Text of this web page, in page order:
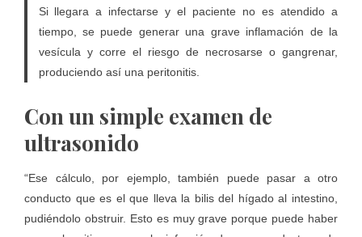
Si llegara a infectarse y el paciente no es atendido a
tiempo, se puede generar una grave inflamación de la
vesícula y corre el riesgo de necrosarse o gangrenar,
produciendo así una peritonitis.
Con un simple examen de
ultrasonido
“Ese cálculo, por ejemplo, también puede pasar a otro
conducto que es el que lleva la bilis del hígado al intestino,
pudiéndolo obstruir. Esto es muy grave porque puede haber